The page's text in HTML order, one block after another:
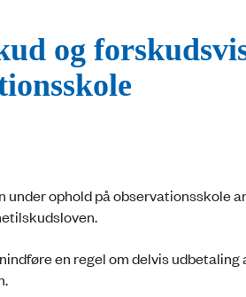
og
ophold på observationsskole
en regel om delvis udbetaling